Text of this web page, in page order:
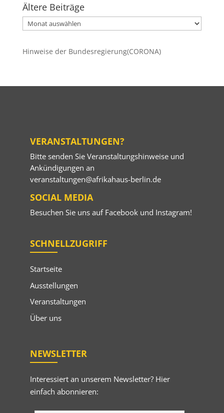
Ältere Beiträge
Ältere
Beiträge
Hinweise der Bundesregierung(CORONA)
VERANSTALTUNGEN?
Bitte senden Sie Veranstaltungshinweise und
Ankündigungen an
veranstaltungen@afrikahaus-berlin.de
SOCIAL MEDIA
Besuchen Sie uns auf Facebookund Instagram!
SCHNELLZUGRIFF
Startseite
Ausstellungen
Veranstaltungen
Über uns
NEWSLETTER
Interessiert an unserem Newsletter? Hier
einfach abonnieren: